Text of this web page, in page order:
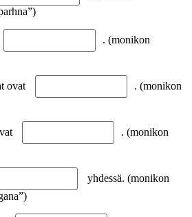
. (monikon
ovat
. (monikon
. (monikon
yhdessä. (monikon